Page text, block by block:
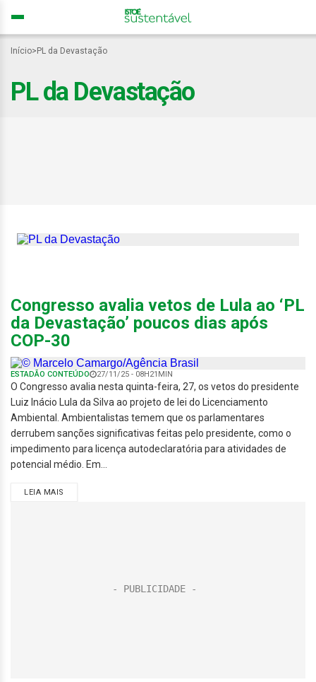
Início> PL da Devastação
PL da Devastação
Congresso avalia vetos de Lula ao ‘PL
da Devastação’ poucos dias após
COP-30
ESTADÃO CONTEÚDO 27/11/25 - 08H21MIN
O Congresso avalia nesta quinta-feira, 27, os vetos do presidente
Luiz Inácio Lula da Silva ao projeto de lei do Licenciamento
Ambiental. Ambientalistas temem que os parlamentares
derrubem sanções significativas feitas pelo presidente, como o
impedimento para licença autodeclaratória para atividades de
potencial médio. Em...
LEIA MAIS